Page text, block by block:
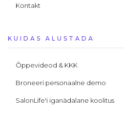
Kontakt
KUIDAS ALUSTADA
Õppevideod & KKK
Broneeri personaalne demo
SalonLife'i iganädalane koolitus